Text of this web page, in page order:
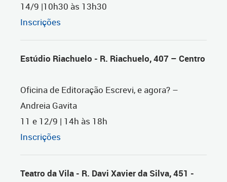
14/9 |10h30 às 13h30
Inscrições
Estúdio Riachuelo - R. Riachuelo, 407 – Centro
Oficina de Editoração Escrevi, e agora? –
Andreia Gavita
11 e 12/9 | 14h às 18h
Inscrições
Teatro da Vila - R. Davi Xavier da Silva, 451 -